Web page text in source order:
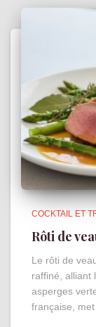
COCKTAIL ET
Rôti de
Le rôti de
raffiné, alliant
asperges
française,